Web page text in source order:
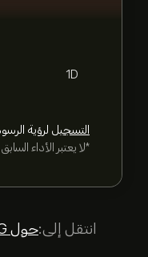
1D
التسجيل لرؤية
*لا يعتبر الأداء
انتقل إلى:حول GOOG >